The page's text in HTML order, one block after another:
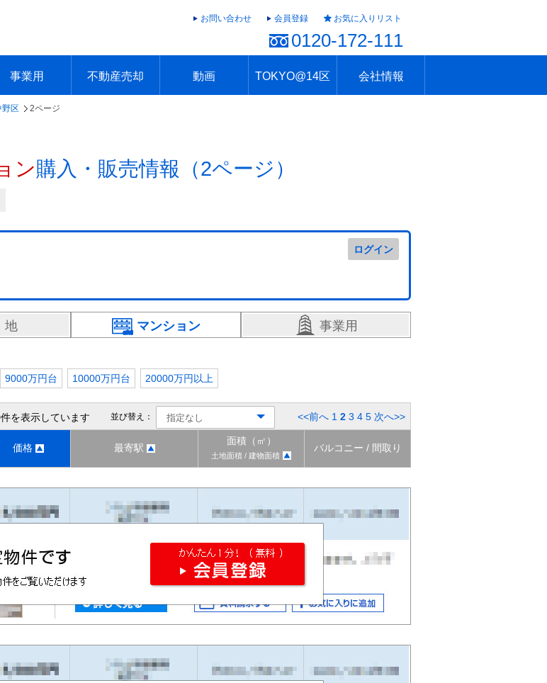
お問い合わせ 会員登録 お気に入りリスト
0120-172-111
事業用
リアで探す
線で探す
日の新着物件
週の新着物件
不動産売却 動画 TOKYO@14区 会社情報
野区 2ページ
ン購入・販売情報（2ページ）
ログイン
マンション 事業用
9000万円台 10000万円台 20000万円以上
表示しています 並び替え： <<前へ 1 2 3 4 5 次へ>>
価格 最寄駅
面積（㎡）
土地面積 / 建物面積
バルコニー / 間取り